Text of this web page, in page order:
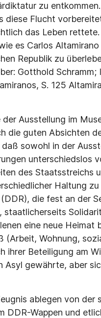
zu
diese Flucht
das Leben rettete.
es Carlos
Republik zu
Gotthold
S. 125
Ausstellung im
die guten Absichten
sowohl in der
unterschiedslos
des Staatsstreichs
Haltung zu
die fest an der
staatlicherseits
eine neue Heimat
Wohnung,
ihrer Beteiligung am
Asyl gewährte, aber
ablegen von der
DDR-Wappen und